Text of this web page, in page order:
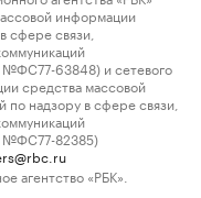
информации
сфере связи,
63848) и сетевого
средства массовой
надзору в сфере связи,
№ФС77-82385)
агентство «РБК».